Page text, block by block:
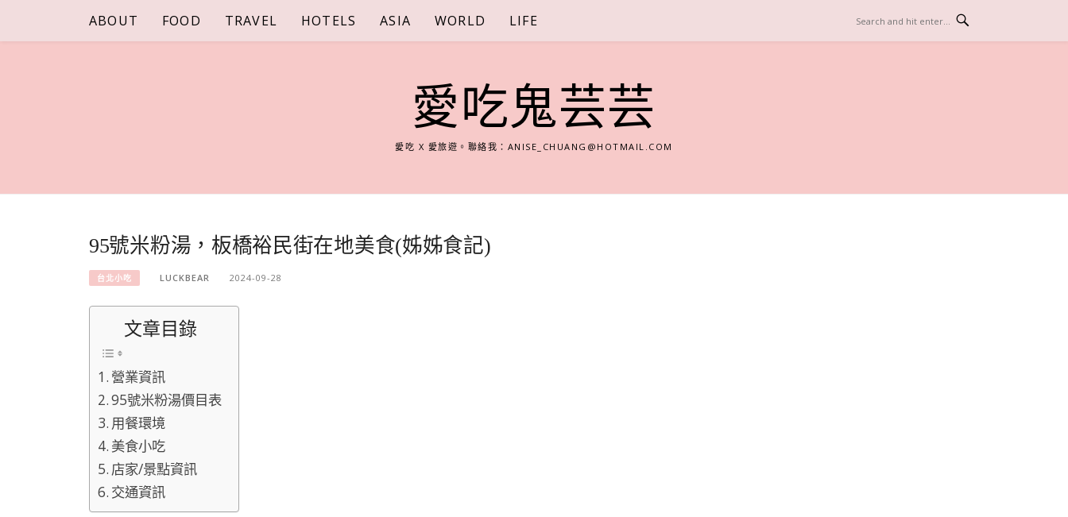
content
ABOUT FOOD TRAVEL HOTELS ASIA WORLD LIFE
愛吃鬼芸芸
愛吃 X 愛旅遊。聯絡我： ANISE_CHUANG@HOTMAIL.COM
95號米粉湯，板橋裕民街在地美食(姊姊食記)
台北小吃 LUCKBEAR 2024-09-28
文章目錄
營業資訊
95號米粉湯價目表
用餐環境
美食小吃
店家/景點資訊
交通資訊